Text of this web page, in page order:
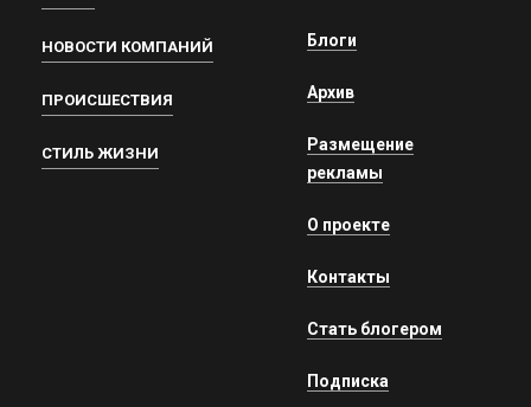
НОВОСТИ КОМПАНИЙ
ПРОИСШЕСТВИЯ
СТИЛЬ ЖИЗНИ
Блоги
Архив
Размещение
рекламы
О проекте
Контакты
Стать блогером
Подписка